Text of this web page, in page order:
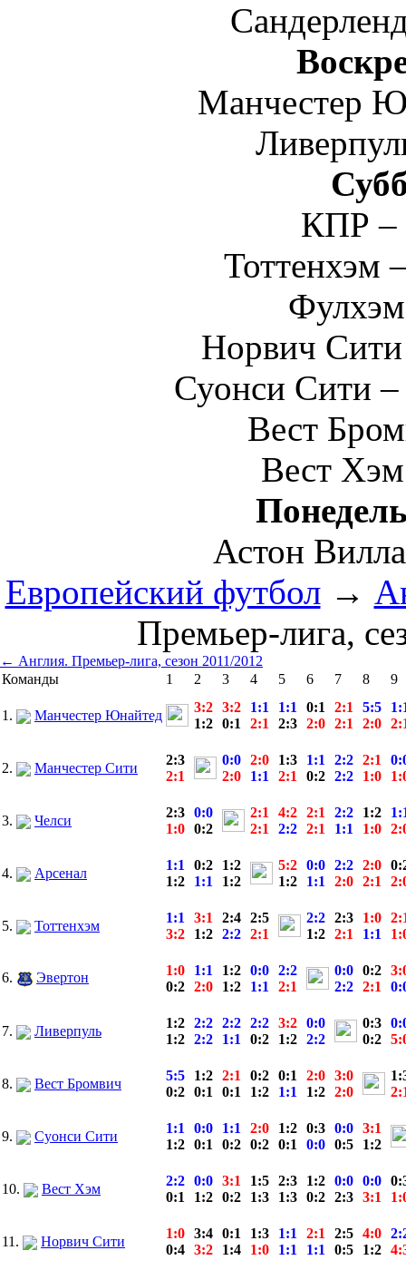
Манчестер
КПР –
Тоттенхэм
Норвич
Суонси Сити
Вест
Вест
Астон
Европейский футбол→
Премьер-лига,
← Англия. Премьер-лига, сезон 2011/2012
Команды
1 2 3 4 5 6 7 8 9
1. Манчестер Юнайтед
3:2
1:2
3:2
0:1
1:1
2:1
1:1
2:3
0:1
2:0
2:1
2:1
5:5
2:0
2. Манчестер Сити
2:3
2:1
0:0
2:0
2:0
1:1
1:3
2:1
1:1
0:2
2:2
2:2
2:1
1:0
3. Челси
2:3
1:0
0:0
0:2
2:1
2:1
4:2
2:2
2:1
2:1
2:2
1:1
1:2
1:0
4. Арсенал
1:1
1:2
0:2
1:1
1:2
1:2
5:2
1:2
0:0
1:1
2:2
2:0
2:0
2:1
5. Тоттенхэм
1:1
3:2
3:1
1:2
2:4
2:2
2:5
2:1
2:2
1:2
2:3
2:1
1:0
1:1
6. Эвертон
1:0
0:2
1:1
2:0
1:2
1:2
0:0
1:1
2:2
2:1
0:0
2:2
0:2
2:1
7. Ливерпуль
1:2
1:2
2:2
2:2
2:2
1:1
2:2
0:2
3:2
1:2
0:0
2:2
0:3
0:2
8. Вест Бромвич
5:5
0:2
1:2
0:1
2:1
0:1
0:2
1:2
0:1
1:1
2:0
1:2
3:0
2:0
9. Суонси Сити
1:1
1:2
0:0
0:1
1:1
0:2
2:0
0:2
1:2
0:1
0:3
0:0
0:0
0:5
3:1
1:2
10. Вест Хэм
2:2
0:1
0:0
1:2
3:1
0:2
1:5
1:3
2:3
1:3
1:2
0:2
0:0
2:3
0:0
3:1
11. Норвич Сити
1:0
0:4
3:4
3:2
0:1
1:4
1:3
1:0
1:1
1:1
2:1
1:1
2:5
0:5
4:0
1:2